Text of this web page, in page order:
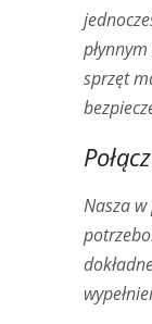
sprzęt
Nasza